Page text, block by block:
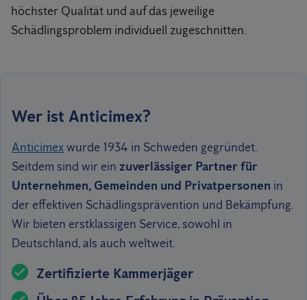
höchster Qualität und auf das jeweilige
Schädlingsproblem individuell zugeschnitten.
Wer ist Anticimex?
Anticimexwurde 1934 in Schweden gegründet.
Seitdem sind wir ein zuverlässiger Partner für
Unternehmen, Gemeinden und Privatpersonen in
der effektiven Schädlingsprävention und Bekämpfung.
Wir bieten erstklassigen Service, sowohl in
Deutschland, als auch weltweit.
Zertifizierte Kammerjäger